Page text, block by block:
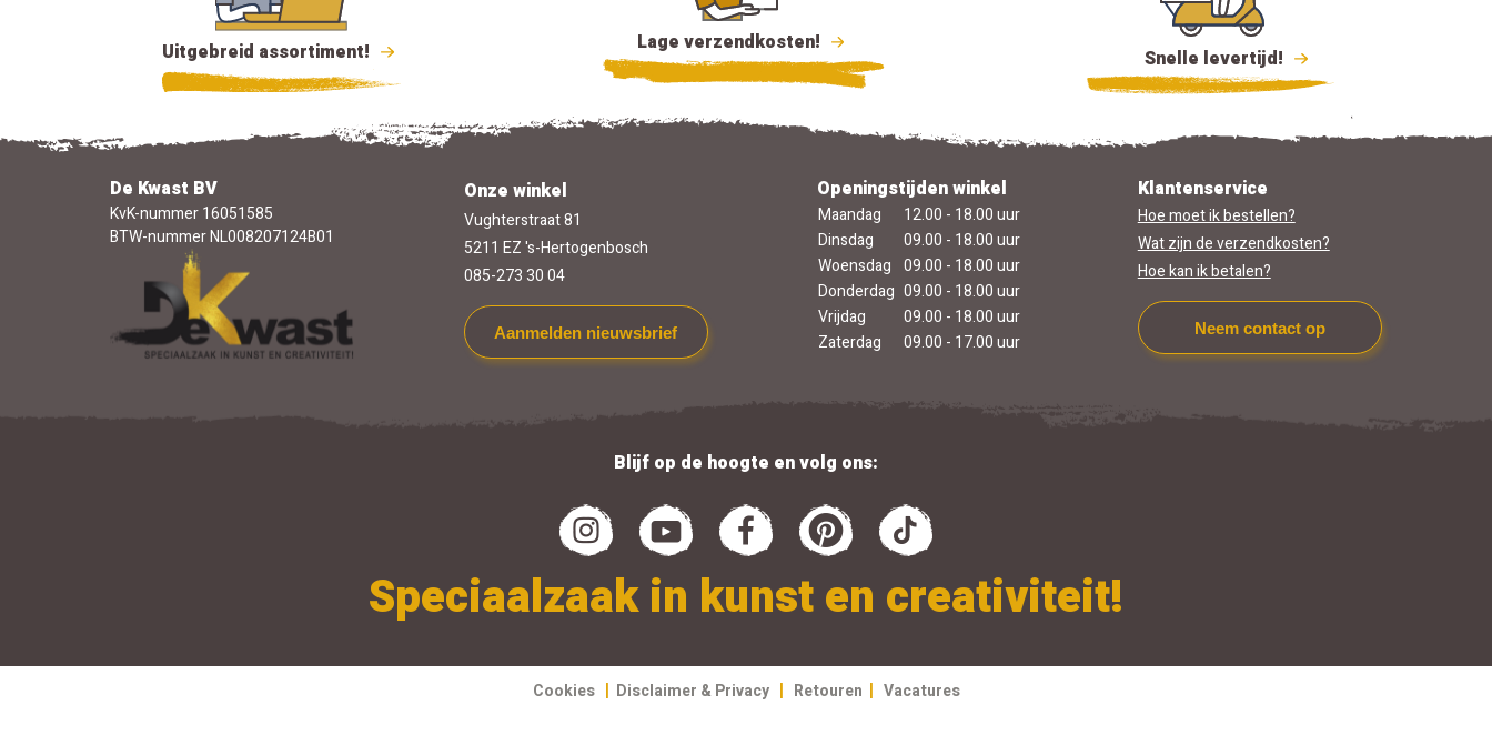
Uitgebreid assortiment! Lage verzendkosten!
Snelle levertijd!
De Kwast BV
KvK-nummer 16051585
BTW-nummer NL008207124B01
Onze winkel
Vughterstraat 81
5211 EZ 's-Hertogenbosch
085-273 30 04
Aanmelden nieuwsbrief
Openingstijden winkel
Maandag
12.00 - 18.00 uur
Dinsdag
09.00 - 18.00 uur
Woensdag 09.00 - 18.00 uur
Donderdag 09.00 - 18.00 uur
Vrijdag
09.00 - 18.00 uur
Zaterdag
09.00 - 17.00 uur
Klantenservice
Hoe moet ik bestellen?
Wat zijn de verzendkosten?
Hoe kan ik betalen?
Neem contact op
Blijf op de hoogte en volg ons:
Speciaalzaak in kunst en creativiteit!
Cookies | Disclaimer & Privacy | Retouren | Vacatures